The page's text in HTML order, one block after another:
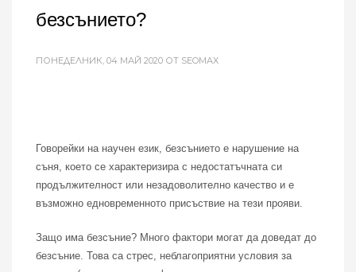
безсънието?
ПОНЕДЕЛНИК, 04 МАЙ 2020 ОТ SEOMAX
Говорейки на научен език, безсънието е нарушение на
съня, което се характеризира с недостатъчната си
продължителност или незадоволително качество и е
възможно едновременното присъствие на тези прояви.
Защо има безсъние? Много фактори могат да доведат до
безсъние. Това са стрес, неблагоприятни условия за